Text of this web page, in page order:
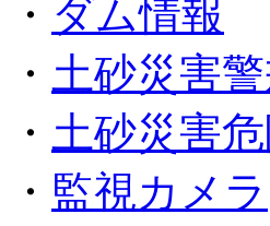
・ ダム情報
・ 土砂災害
・ 土砂災害
・ 監視カメラ